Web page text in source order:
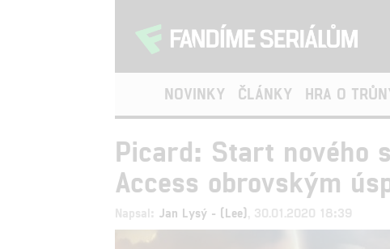
NOVINKY ČLÁNKY HRA O
Picard: Start nového
Access obrovským
Napsal: Jan Lysý - (Lee) , 30.01.2020 18:39